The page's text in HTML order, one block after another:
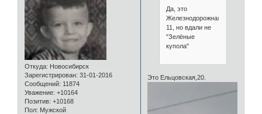
Откуда: Новосибирск
Зарегистрирован: 31-01-2016
Сообщений: 11874
Уважение: +10164
Позитив: +10168
Пол: Мужской
Да, это
Железнодорожная
11, но вдали не
"Зелёные
купола"
Это Ельцовская,20.